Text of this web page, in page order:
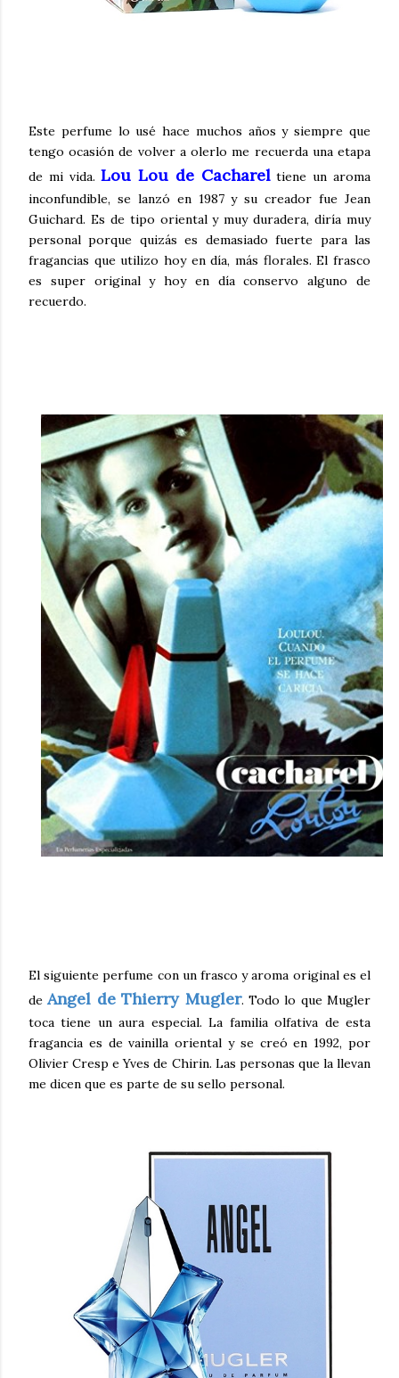
Este perfume lo usé hace muchos años y siempre que
tengo ocasión de volver a olerlo me recuerda una etapa
de mi vida.Lou Lou de Cachareltiene un aroma
inconfundible, se lanzó en 1987 y su creador fue Jean
Guichard. Es de tipo oriental y muy duradera, diría muy
personal porque quizás es demasiado fuerte para las
fragancias que utilizo hoy en día, más florales. El frasco
es super original y hoy en día conservo alguno de
recuerdo.
El siguiente perfume con un frasco y aroma original es el
deAngel de Thierry Mugler. Todo lo que Mugler
toca tiene un aura especial. La familia olfativa de esta
fragancia es de vainilla oriental y se creó en 1992, por
Olivier Cresp e Yves de Chirin. Las personas que la llevan
me dicen que es parte de su sello personal.